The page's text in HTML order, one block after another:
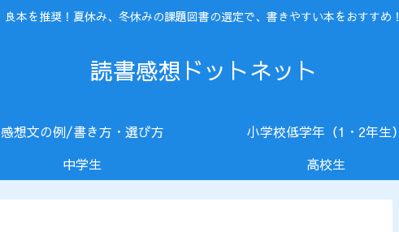
良本を推奨！夏休み、冬休みの課題図書の選定で、書きやすい本をおすすめ！
読書感想ドットネット
感想文の例/書き方・選び方 小学校低学年（1・2年生）
中学生 高校生